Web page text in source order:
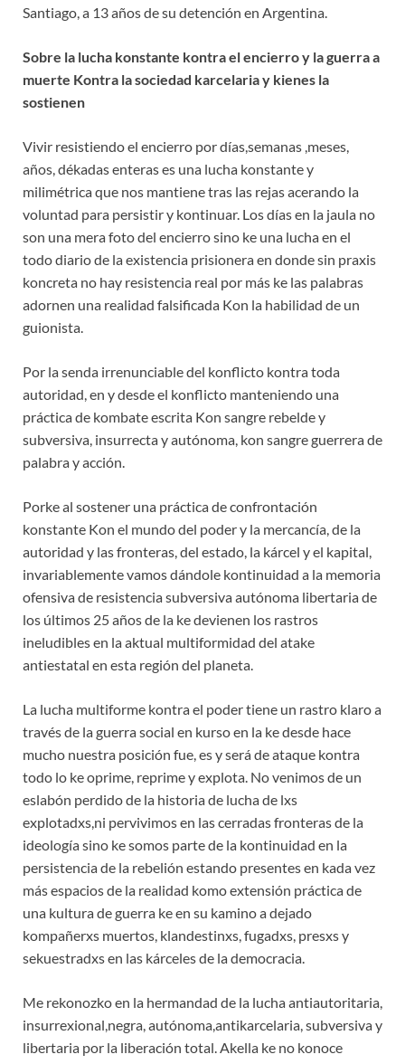
Santiago, a 13 años de su detención en Argentina.
Sobre la lucha konstante kontra el encierro y la guerra a
muerte Kontra la sociedad karcelaria y kienes la
sostienen
Vivir resistiendo el encierro por días,semanas ,meses,
años, dékadas enteras es una lucha konstante y
milimétrica que nos mantiene tras las rejas acerando la
voluntad para persistir y kontinuar. Los días en la jaula no
son una mera foto del encierro sino ke una lucha en el
todo diario de la existencia prisionera en donde sin praxis
koncreta no hay resistencia real por más ke las palabras
adornen una realidad falsificada Kon la habilidad de un
guionista.
Por la senda irrenunciable del konflicto kontra toda
autoridad, en y desde el konflicto manteniendo una
práctica de kombate escrita Kon sangre rebelde y
subversiva, insurrecta y autónoma, kon sangre guerrera de
palabra y acción.
Porke al sostener una práctica de confrontación
konstante Kon el mundo del poder y la mercancía, de la
autoridad y las fronteras, del estado, la kárcel y el kapital,
invariablemente vamos dándole kontinuidad a la memoria
ofensiva de resistencia subversiva autónoma libertaria de
los últimos 25 años de la ke devienen los rastros
ineludibles en la aktual multiformidad del atake
antiestatal en esta región del planeta.
La lucha multiforme kontra el poder tiene un rastro klaro a
través de la guerra social en kurso en la ke desde hace
mucho nuestra posición fue, es y será de ataque kontra
todo lo ke oprime, reprime y explota. No venimos de un
eslabón perdido de la historia de lucha de lxs
explotadxs,ni pervivimos en las cerradas fronteras de la
ideología sino ke somos parte de la kontinuidad en la
persistencia de la rebelión estando presentes en kada vez
más espacios de la realidad komo extensión práctica de
una kultura de guerra ke en su kamino a dejado
kompañerxs muertos, klandestinxs, fugadxs, presxs y
sekuestradxs en las kárceles de la democracia.
Me rekonozko en la hermandad de la lucha antiautoritaria,
insurrexional,negra, autónoma,antikarcelaria, subversiva y
libertaria por la liberación total. Akella ke no konoce